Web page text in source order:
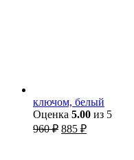
ключом, белый
Оценка 5.00 из 5
960₽ 885 ₽